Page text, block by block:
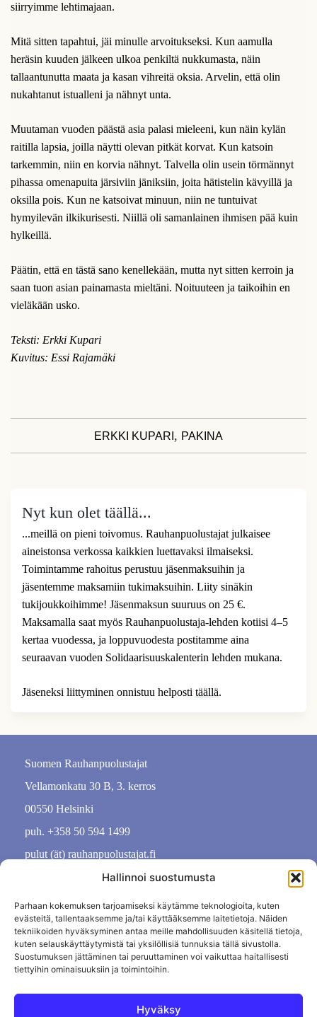
Hallinnoi suostumusta
Parhaan kokemuksen tarjoamiseksi käytämme teknologioita, kuten
evästeitä, tallentaaksemme ja/tai käyttääksemme laitetietoja. Näiden
tekniikoiden hyväksyminen antaa meille mahdollisuuden käsitellä tietoja,
kuten selauskäyttäytymistä tai yksilöllisiä tunnuksia tällä sivustolla.
Suostumuksen jättäminen tai peruuttaminen voi vaikuttaa haitallisesti
tiettyihin ominaisuuksiin ja toimintoihin.
Hyväksy
siirryimme lehtimajaan.
Mitä sitten tapahtui, jäi minulle arvoitukseksi. Kun aamulla
heräsin kuuden jälkeen ulkoa penkiltä nukkumasta, näin
tallaantunutta maata ja kasan vihreitä oksia. Arvelin, että olin
nukahtanut istualleni ja nähnyt unta.
Muutaman vuoden päästä asia palasi mieleeni, kun näin kylän
raitilla lapsia, joilla näytti olevan pitkät korvat. Kun katsoin
tarkemmin, niin en korvia nähnyt. Talvella olin usein törmännyt
pihassa omenapuita järsiviin jäniksiin, joita hätistelin kävyillä ja
oksilla pois. Kun ne katsoivat minuun, niin ne tuntuivat
hymyilevän ilkikurisesti. Niillä oli samanlainen ihmisen pää kuin
hylkeillä.
Päätin, että en tästä sano kenellekään, mutta nyt sitten kerroin ja
saan tuon asian painamasta mieltäni. Noituuteen ja taikoihin en
vieläkään usko.
Teksti: Erkki Kupari
Kuvitus: Essi Rajamäki
ERKKI KUPARI , PAKINA
Nyt kun olet täällä...
...meillä on pieni toivomus. Rauhanpuolustajat julkaisee
aineistonsa verkossa kaikkien luettavaksi ilmaiseksi.
Toimintamme rahoitus perustuu jäsenmaksuihin ja
jäsentemme maksamiin tukimaksuihin. Liity sinäkin
tukijoukkoihimme! Jäsenmaksun suuruus on 25 €.
Maksamalla saat myös Rauhanpuolustaja-lehden kotiisi 4–5
kertaa vuodessa, ja loppuvuodesta postitamme aina
seuraavan vuoden Solidaarisuuskalenterin lehden mukana.
Jäseneksi liittyminen onnistuu helposti täällä.
Suomen Rauhanpuolustajat
Vellamonkatu 30 B, 3. kerros
00550 Helsinki
puh. +358 50 594 1499
pulut (ät) rauhanpuolustajat.fi